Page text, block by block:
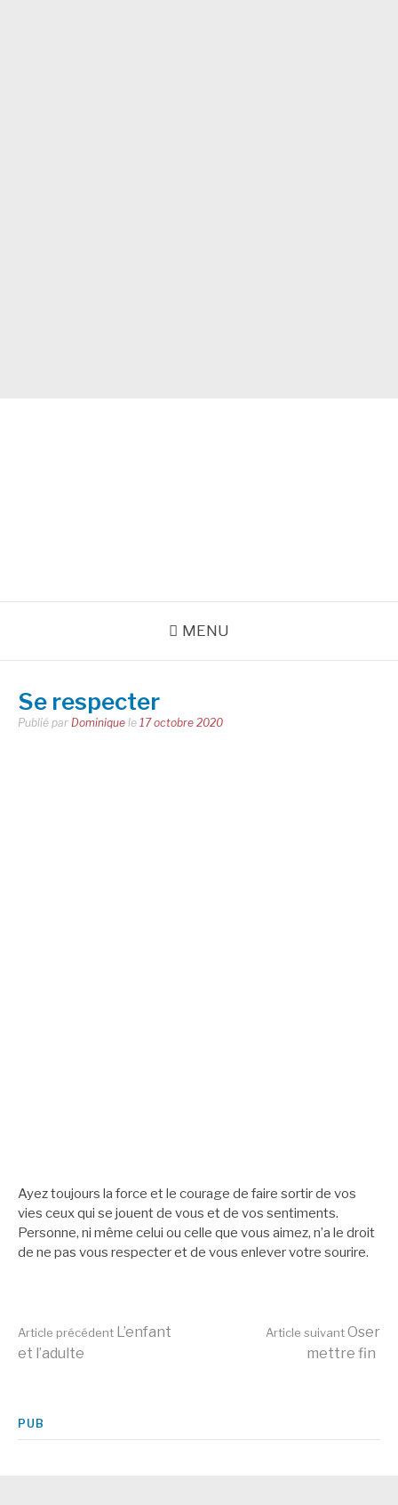
MENU
Se respecter
Publié par Dominique le 17 octobre 2020
Ayez toujours la force et le courage de faire sortir de vos
vies ceux qui se jouent de vous et de vos sentiments.
Personne, ni même celui ou celle que vous aimez, n’a le droit
de ne pas vous respecter et de vous enlever votre sourire.
Lire
la
Article précédent L’enfant
et l’adulte
Article suivantOser
mettre fin
PUB